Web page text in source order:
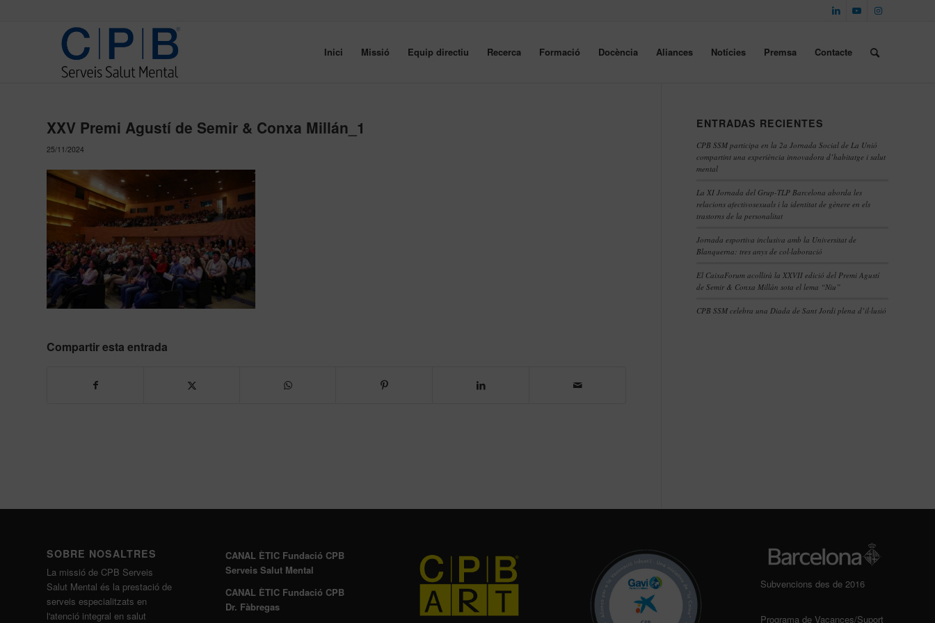
Inici Missió Equip directiu Recerca Formació Docència Aliances Notícies Premsa Contacte
XXV Premi Agustí de Semir & Conxa Millán_1
25/11/2024
Compartir esta entrada
ENTRADAS RECIENTES
CPB SSM participa en la 2a Jornada Social de La Unió
compartint una experiència innovadora d’habitatge i salut
mental
La XI Jornada del Grup-TLP Barcelona aborda les
relacions afectivosexuals i la identitat de gènere en els
trastorns de la personalitat
Jornada esportiva inclusiva amb la Universitat de
Blanquerna: tres anys de col·laboració
El CaixaForum acollirà la XXVII edició del Premi Agustí
de Semir & Conxa Millán sota el lema “Niu”
CPB SSM celebra una Diada de Sant Jordi plena d’il·lusió
SOBRE NOSALTRES
La missió de CPB Serveis
Salut Mental és la prestació de
serveis especialitzats en
l'atenció integral en salut
CANAL ÈTIC Fundació CPB
Serveis Salut Mental
CANAL ÈTIC Fundació CPB
Dr. Fàbregas
Subvencions des de 2016
Programa de Vacances/Suport